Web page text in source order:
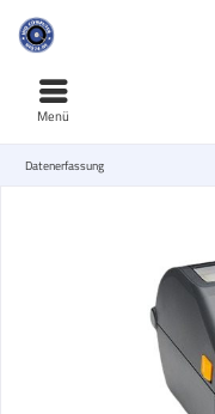
Menü
Datenerfassung